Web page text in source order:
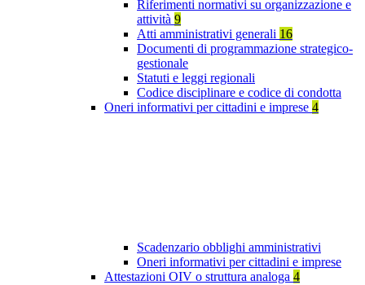
Riferimenti normativi su organizzazione e
attività 9
Atti amministrativi generali 16
Documenti di programmazione strategico-
gestionale
Statuti e leggi regionali
Codice disciplinare e codice di condotta
Oneri informativi per cittadini e imprese 4
Scadenzario obblighi amministrativi
Oneri informativi per cittadini e imprese
Attestazioni OIV o struttura analoga 4